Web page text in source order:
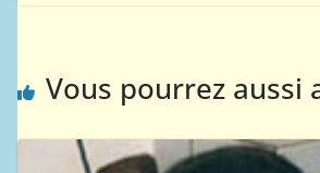
Vous pourrez aussi